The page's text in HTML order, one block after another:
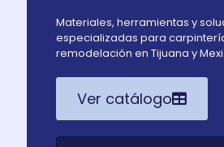
Materiales, herramientas y
especializadas para
remodelación en Tijuana y
Ver catálogo